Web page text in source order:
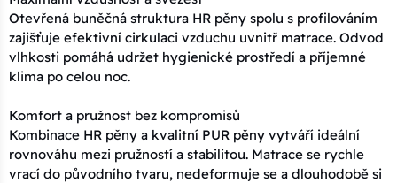
Otevřená buněčná struktura HR pěny spolu s profilováním
zajišťuje efektivní cirkulaci vzduchu uvnitř matrace. Odvod
vlhkosti pomáhá udržet hygienické prostředí a příjemné
klima po celou noc.
Komfort a pružnost bez kompromisů
Kombinace HR pěny a kvalitní PUR pěny vytváří ideální
rovnováhu mezi pružností a stabilitou. Matrace se rychle
vrací do původního tvaru, nedeformuje se a dlouhodobě si